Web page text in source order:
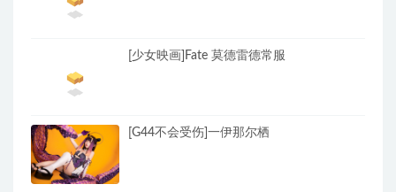
[少女映画]Fate 莫德雷德常服
[G44不会受伤]一伊那尔栖